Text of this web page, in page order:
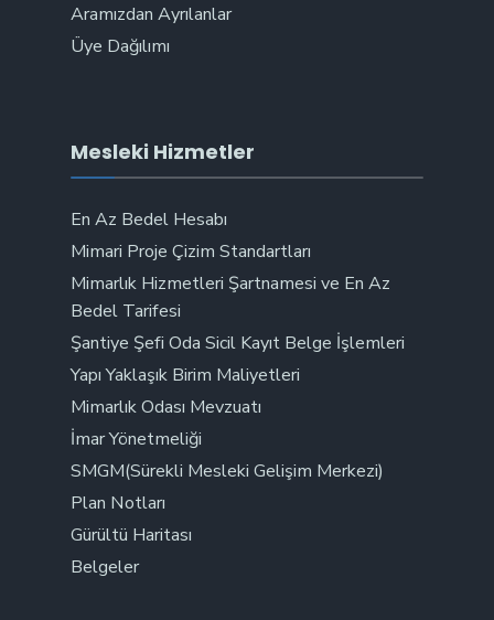
Aramızdan Ayrılanlar
Üye Dağılımı
Mesleki Hizmetler
En Az Bedel Hesabı
Mimari Proje Çizim Standartları
Mimarlık Hizmetleri Şartnamesi ve En Az
Bedel Tarifesi
Şantiye Şefi Oda Sicil Kayıt Belge İşlemleri
Yapı Yaklaşık Birim Maliyetleri
Mimarlık Odası Mevzuatı
İmar Yönetmeliği
SMGM(Sürekli Mesleki Gelişim Merkezi)
Plan Notları
Gürültü Haritası
Belgeler